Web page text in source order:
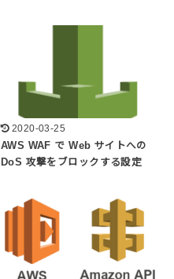
2020-03-25
AWS WAF で Web サイトへの
DoS 攻撃をブロックする設定